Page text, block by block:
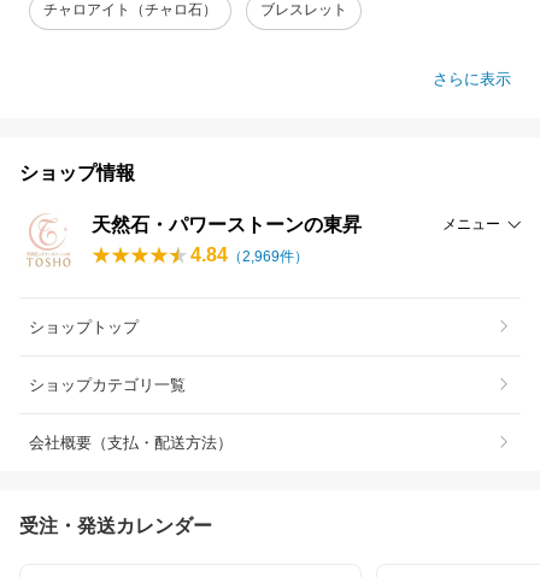
チャロアイト（チャロ石） ブレスレット
さらに表示
ショップ情報
天然石・パワーストーンの東昇 メニュー
4.84 （2,969件）
ショップトップ
ショップカテゴリ一覧
会社概要（支払・配送方法）
受注・発送カレンダー